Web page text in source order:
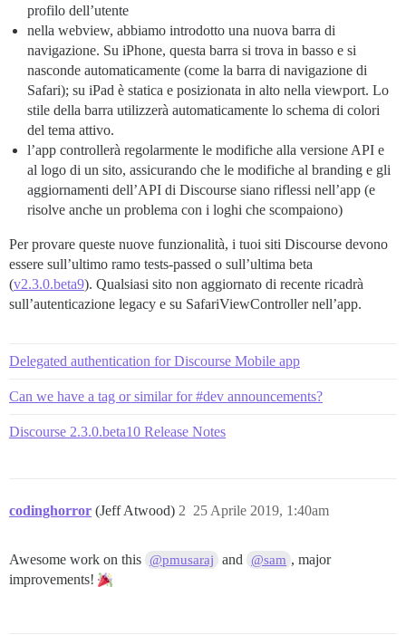
profilo dell’utente
nella webview, abbiamo introdotto una nuova barra di
navigazione. Su iPhone, questa barra si trova in basso e si
nasconde automaticamente (come la barra di navigazione di
Safari); su iPad è statica e posizionata in alto nella viewport. Lo
stile della barra utilizzerà automaticamente lo schema di colori
del tema attivo.
l’app controllerà regolarmente le modifiche alla versione API e
al logo di un sito, assicurando che le modifiche al branding e gli
aggiornamenti dell’API di Discourse siano riflessi nell’app (e
risolve anche un problema con i loghi che scompaiono)
Per provare queste nuove funzionalità, i tuoi siti Discourse devono
essere sull’ultimo ramo tests-passed o sull’ultima beta
(v2.3.0.beta9). Qualsiasi sito non aggiornato di recente ricadrà
sull’autenticazione legacy e su SafariViewController nell’app.
Delegated authentication for Discourse Mobile app
Can we have a tag or similar for #dev announcements?
Discourse 2.3.0.beta10 Release Notes
codinghorror (Jeff Atwood) 25 Aprile 2019, 1:40am
2
Awesome work on this @pmusaraj and @sam , major
improvements!